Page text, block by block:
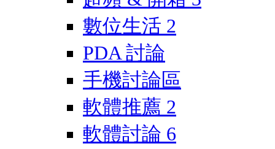
數位生活 2
PDA 討論
手機討論區
軟體推薦 2
軟體討論 6